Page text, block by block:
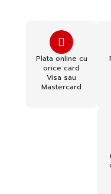
Plata online cu
orice card
Visa sau
Mastercard